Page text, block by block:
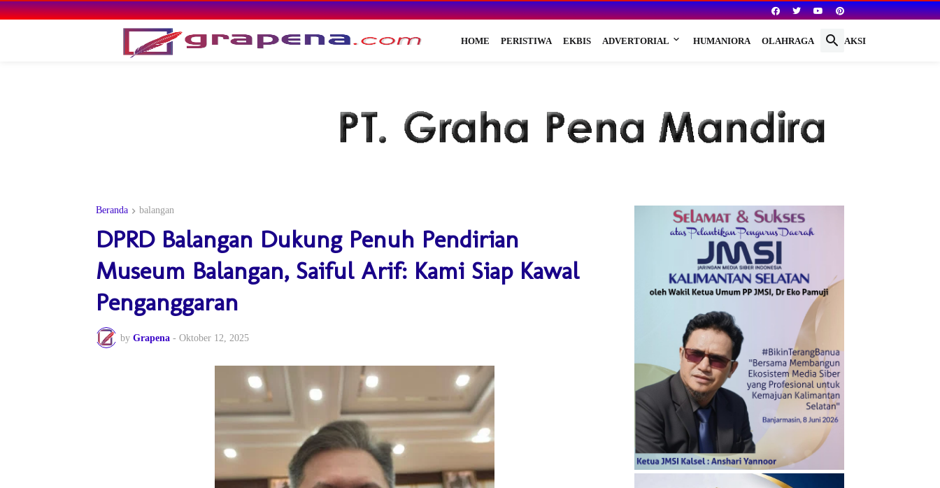
HOME PERISTIWA EKBIS ADVERTORIAL HUMANIORA OLAHRAGA REDAKSI
Beranda balangan
DPRD Balangan Dukung Penuh Pendirian
Museum Balangan, Saiful Arif: Kami Siap Kawal
Penganggaran
by Grapena - Oktober 12, 2025